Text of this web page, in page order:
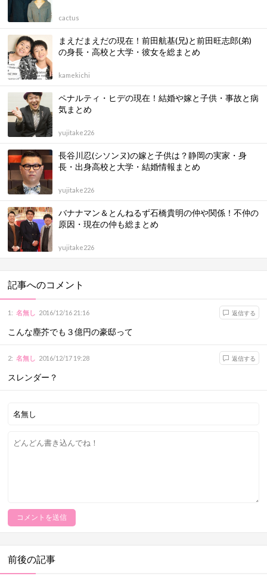
cactus
まえだまえだの現在！前田航基(兄)と前田旺志郎(弟)
の身長・高校と大学・彼女を総まとめ
kamekichi
ペナルティ・ヒデの現在！結婚や嫁と子供・事故と病
気まとめ
yujitake226
長谷川忍(シソンヌ)の嫁と子供は？静岡の実家・身
長・出身高校と大学・結婚情報まとめ
yujitake226
バナナマン＆とんねるず石橋貴明の仲や関係！不仲の
原因・現在の仲も総まとめ
yujitake226
記事へのコメント
1 : 名無し 2016/12/16 21:16 返信する
こんな塵芥でも３億円の豪邸って
2: 名無し 2016/12/17 19:28 返信する
スレンダー？
前後の記事